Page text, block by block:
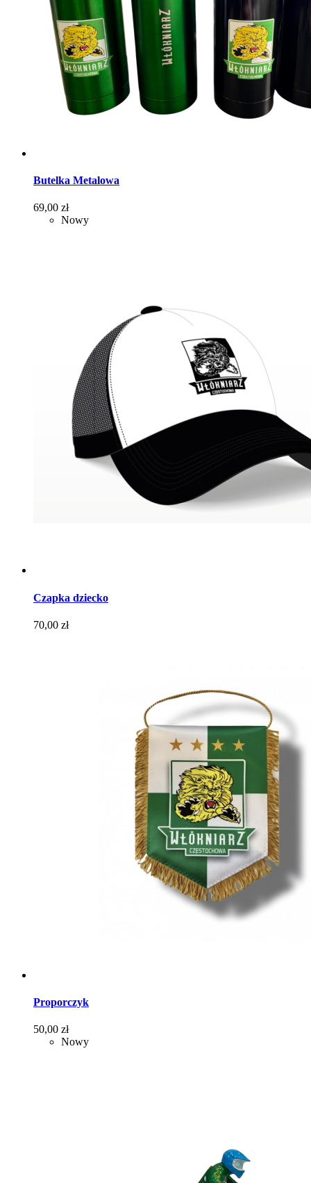
Butelka Metalowa
Cena
69,00 zł
Nowy
Czapka dziecko
Cena
70,00 zł
Proporczyk
Cena
50,00 zł
Nowy